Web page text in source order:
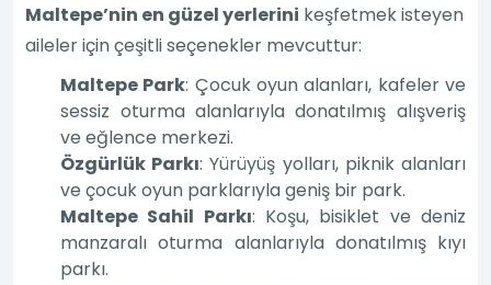
Maltepe’nin en güzel yerlerini keşfetmek isteyen
aileler için çeşitli seçenekler mevcuttur:
Maltepe Park: Çocuk oyun alanları, kafeler ve
sessiz oturma alanlarıyla donatılmış alışveriş
ve eğlence merkezi.
Özgürlük Parkı: Yürüyüş yolları, piknik alanları
ve çocuk oyun parklarıyla geniş bir park.
Maltepe Sahil Parkı: Koşu, bisiklet ve deniz
manzaralı oturma alanlarıyla donatılmış kıyı
parkı.